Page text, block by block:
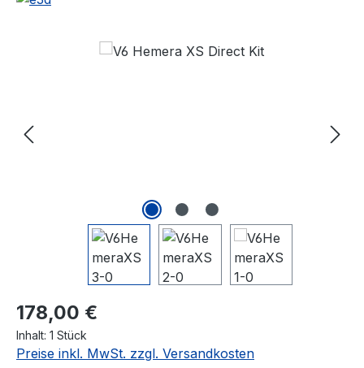
Regulärer Preis:
178,00 €
Inhalt: 1 Stück
Preise inkl. MwSt. zzgl. Versandkosten